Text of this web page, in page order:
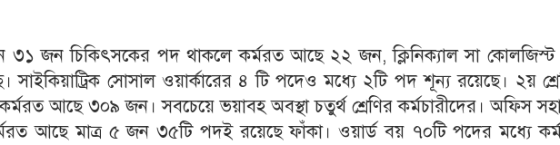
৩১ জন চিকিৎসকের পদ থাকলে কর্মরত আছে ২২ জন, ক্লিনিক্যাল সা
সাইকিয়াট্রিক সোসাল ওয়ার্কারের ৪ টি পদেও মধ্যে ২টি পদ শূন্য রয়েছে। ২য়
আছে ৩০৯ জন। সবচেয়ে ভয়াবহ অবস্থা চতুর্থ শ্রেণির কর্মচারীদের। অফিস
আছে মাত্র ৫ জন ৩৫টি পদই রয়েছে ফাঁকা। ওয়ার্ড বয় ৭০টি পদের মধ্যে